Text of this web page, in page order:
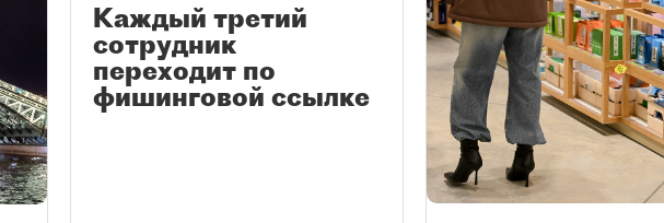
Каждый третий
сотрудник
переходит по
фишинговой ссылке